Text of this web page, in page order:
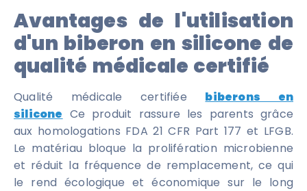
Avantages de l'utilisation
d'un biberon en silicone de
qualité médicale certifié
Qualité médicale certifiée biberons en
silicone Ce produit rassure les parents grâce
aux homologations FDA 21 CFR Part 177 et LFGB.
Le matériau bloque la prolifération microbienne
et réduit la fréquence de remplacement, ce qui
le rend écologique et économique sur le long